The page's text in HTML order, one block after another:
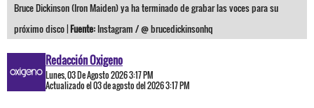
Bruce Dickinson (Iron Maiden) ya ha terminado de grabar las voces para su
próximo disco |Fuente: Instagram / @ brucedickinsonhq
Redacción Oxigeno
Lunes, 03 De Agosto 2026 3:17 PM
Actualizado el 03 de agosto del 2026 3:17 PM